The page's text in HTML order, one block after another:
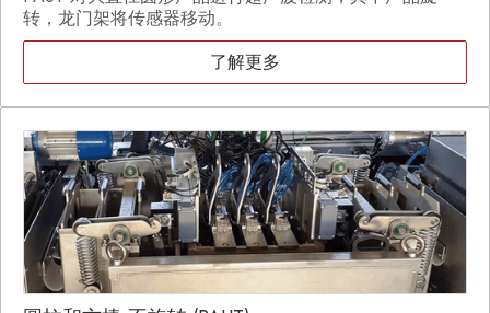
转，龙门架将传感器移动。
了解更多